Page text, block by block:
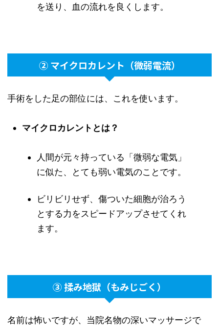
を送り、血の流れを良くします。
② マイクロカレント（微弱電流）
手術をした足の部位には、これを使います。
マイクロカレントとは？
人間が元々持っている「微弱な電気」
に似た、とても弱い電気のことです。
ビリビリせず、傷ついた細胞が治ろう
とする力をスピードアップさせてくれ
ます。
③ 揉み地獄（もみじごく）
名前は怖いですが、当院名物の深いマッサージで